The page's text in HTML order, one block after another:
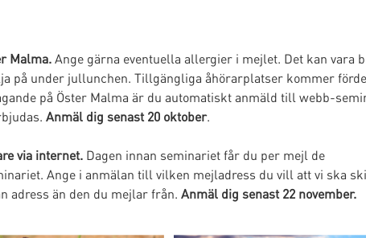
Malma.Ange gärna eventuella allergier i mejlet. Det kan vara
på under jullunchen. Tillgängliga åhörarplatser kommer
på Öster Malma är du automatiskt anmäld till webb-
Anmäl dig senast 20 oktober.
via internet. Dagen innan seminariet får du per mejl de
Ange i anmälan till vilken mejladress du vill att vi ska
adress än den du mejlar från. Anmäl dig senast 22 november.